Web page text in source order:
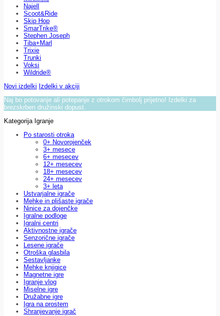
Najell
Scoot&Ride
Skip Hop
SmarTrike®
Stephen Joseph
Tiba+Marl
Trixie
Trunki
Voksi
Wildride®
Novi izdelki Izdelki v akciji
Naj bo potovanje ali potepanje z otrokom čimbolj prijetno! Izdelki za
brezskrben družinski dopust.
Kategorija Igranje
Po starosti otroka
0+ Novorojenček
3+ mesece
6+ mesecev
12+ mesecev
18+ mesecev
24+ mesecev
3+ leta
Ustvarjalne igrače
Mehke in plišaste igrače
Ninice za dojenčke
Igralne podloge
Igralni centri
Aktivnostne igrače
Senzorične igrače
Lesene igrače
Otroška glasbila
Sestavljanke
Mehke knjigice
Magnetne igre
Igranje vlog
Miselne igre
Družabne igre
Igra na prostem
Shranjevanje igrač